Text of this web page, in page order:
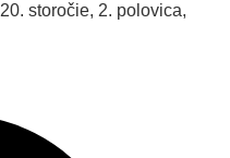
20. storočie, 2. polovica,